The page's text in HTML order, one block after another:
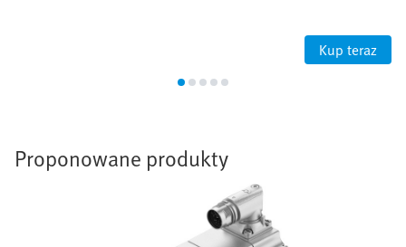
Kup teraz
Proponowane produkty